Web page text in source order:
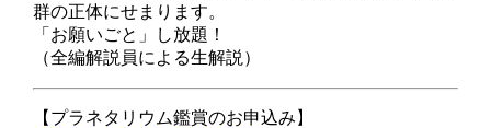
群の正体にせまります。
「お願いごと」し放題！
（全編解説員による生解説）
【プラネタリウム鑑賞のお申込み】